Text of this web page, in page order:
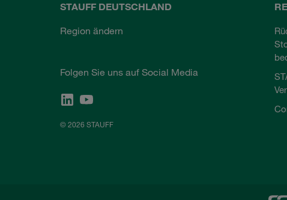
STAUFF DEUTSCHLAND
Region ändern
Folgen Sie uns auf Social Media
© 2026 STAUFF